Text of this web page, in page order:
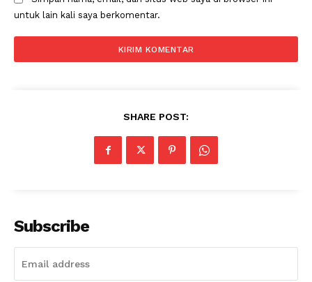
Company
Subscription Plans
My account
untuk lain kali saya berkomentar.
SHARE POST:
Subscribe